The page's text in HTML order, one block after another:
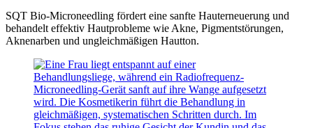
SQT Bio-Microneedling fördert eine sanfte Hauterneuerung und
behandelt effektiv Hautprobleme wie Akne, Pigmentstörungen,
Aknenarben und ungleichmäßigen Hautton.